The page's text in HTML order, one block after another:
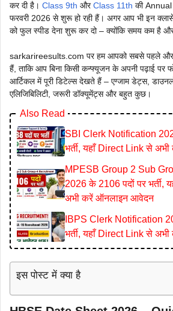
कर दी है। Class 9th औरClass 11th की
फरवरी 2026 से शुरू हो रही हैं। अगर आप भी इन
को फुल स्पीड देना शुरू कर दो – क्योंकि समय कम है और
sarkarireesults.com पर हम आपको सबसे पहले
हैं, ताकि आप बिना किसी कन्फ्यूजन के अपनी पढ़ाई
आर्टिकल में पूरी डिटेल्स देखते हैं – एग्जाम डेट्स,
एलिजिबिलिटी, जरूरी डॉक्यूमेंट्स और बहुत कुछ।
Also Read
SBI Clerk Notification
भर्ती, यहाँ Direct Link से
MPESB Group 2 Sub
2026 के 2106 पदों पर भर्ती,
अभी करें ऑनलाइन आवेदन
IBPS Clerk Notification
भर्ती, यहाँ Direct Link से
इस पोस्ट में क्या है